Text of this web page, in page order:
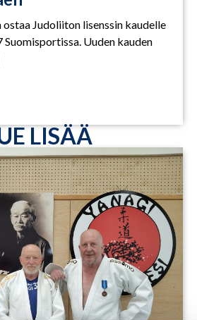
Judoliiton lisenssin kaudelle
Suomisportissa. Uuden kauden
LISÄÄ